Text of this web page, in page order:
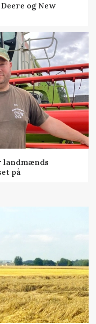
og New
landmænds
på